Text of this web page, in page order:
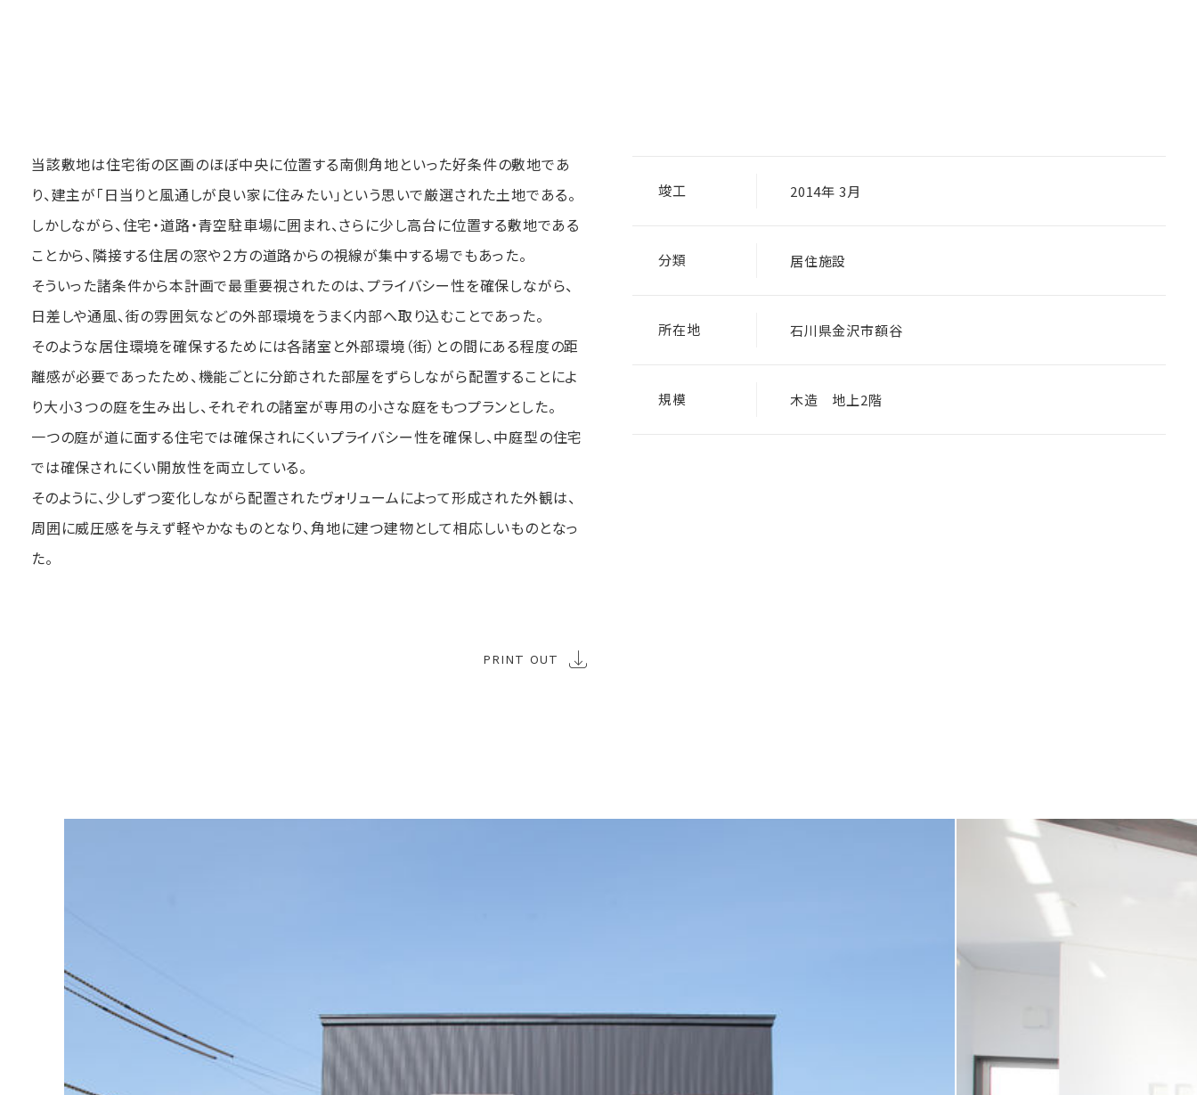
竣工 2014年 3月
分類 居住施設
所在地 石川県金沢市額谷
規模 木造 地上2階
当該敷地は住宅街の区画のほぼ中央に位置する南側角地といった好条件の敷地であ
り、建主が「日当りと風通しが良い家に住みたい」という思いで厳選された土地である。
しかしながら、住宅・道路・青空駐車場に囲まれ、さらに少し高台に位置する敷地である
ことから、隣接する住居の窓や２方の道路からの視線が集中する場でもあった。
そういった諸条件から本計画で最重要視されたのは、プライバシー性を確保しながら、
日差しや通風、街の雰囲気などの外部環境をうまく内部へ取り込むことであった。
そのような居住環境を確保するためには各諸室と外部環境（街）との間にある程度の距
離感が必要であったため、機能ごとに分節された部屋をずらしながら配置することによ
り大小３つの庭を生み出し、それぞれの諸室が専用の小さな庭をもつプランとした。
一つの庭が道に面する住宅では確保されにくいプライバシー性を確保し、中庭型の住宅
では確保されにくい開放性を両立している。
そのように、少しずつ変化しながら配置されたヴォリュームによって形成された外観は、
周囲に威圧感を与えず軽やかなものとなり、角地に建つ建物として相応しいものとなっ
た。
PRINT OUT